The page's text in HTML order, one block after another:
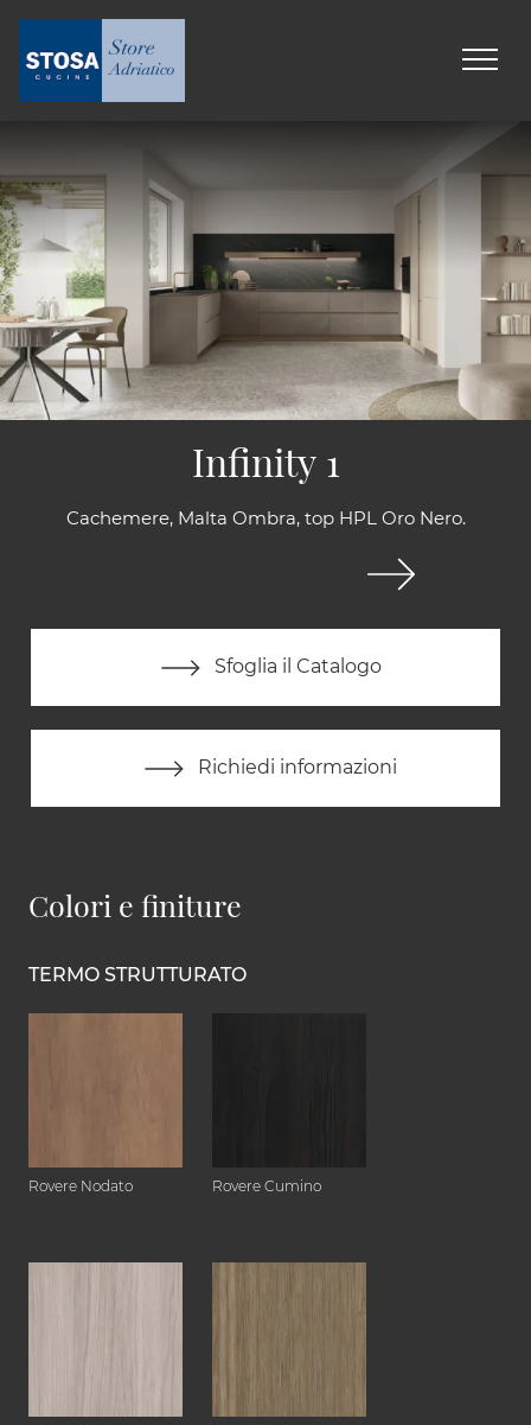
Cachemere, Malta Ombra, top HPL Oro Nero.
Sfoglia il Catalogo
Richiedi informazioni
Infinity 1
Colori e finiture
TERMO STRUTTURATO
Rovere Nodato Rovere Cumino